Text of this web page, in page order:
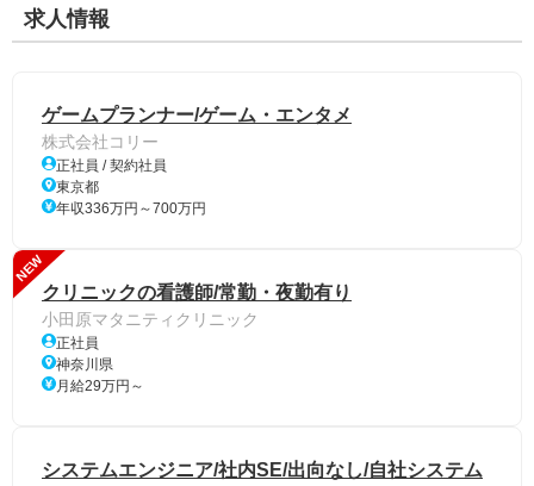
求人情報
ゲームプランナー/ゲーム・エンタメ
株式会社コリー
正社員 / 契約社員
東京都
年収336万円～700万円
NEW
クリニックの看護師/常勤・夜勤有り
小田原マタニティクリニック
正社員
神奈川県
月給29万円～
システムエンジニア/社内SE/出向なし/自社システム